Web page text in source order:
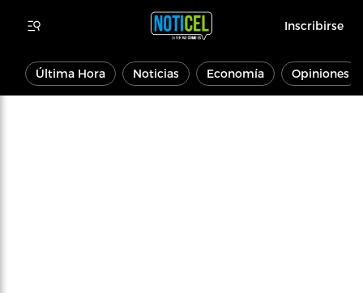
Inscribirse
Última Hora Noticias Economía Opiniones